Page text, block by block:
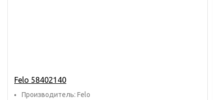
Felo 58402140
Прoизвoдитель: Felo